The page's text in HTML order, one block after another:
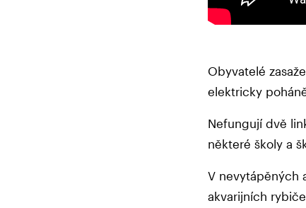
Obyvatelé
elektricky
Nefungují dvě
některé školy a
V nevytápěných
akvarijních